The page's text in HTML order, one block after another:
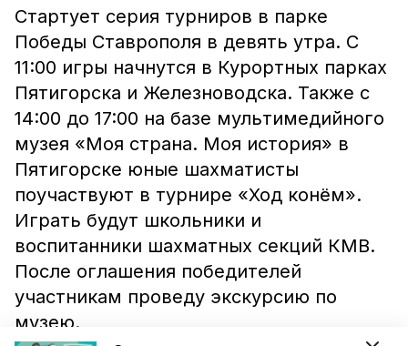
Стартует серия турниров в парке
Победы Ставрополя в девять утра. С
11:00 игры начнутся в Курортных парках
Пятигорска и Железноводска. Также с
14:00 до 17:00 на базе мультимедийного
музея «Моя страна. Моя история» в
Пятигорске юные шахматисты
поучаствуют в турнире «Ход конём».
Играть будут школьники и
воспитанники шахматных секций КМВ.
После оглашения победителей
участникам проведу экскурсию по
музею.